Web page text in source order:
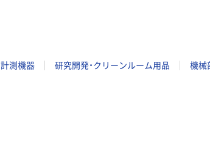
計測機器 研究開発・クリーンルーム用品 機械